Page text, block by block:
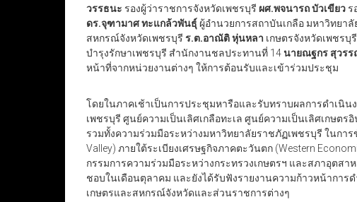
วรรธนะ รองผู้ว่าราชการจังหวัดเพชรบุรี ผศ.พจนารถ บัวเขียว ร
ดร.จุฑามาศ ทะแกล้วพันธุ์ ผู้อำนวยการสถาบันเกลือ มหาวิทยา
สหกรณ์จังหวัดเพชรบุรี ร.ต.อาณัติ หุ่นหลา เกษตรจังหวัดเพชรบุ
บำรุงรักษาเพชรบุรี สำนักงานชลประทานที่ 14นายณฐกร สุวร
หน้าที่จากหน่วยงานต่างๆ ให้การต้อนรับและเข้าร่วมประชุม
โดยในภาคเช้าเป็นการประชุมหารือและรับทราบผลการดำเนิ
เพชรบุรี ศูนย์ความเป็นเลิศเกลือทะเล ศูนย์ความเป็นเลิศเกษต
รวมทั้งความร่วมมือระหว่างมหาวิทยาลัยราชภัฏเพชรบุรี ในกา
Valley) ภายใต้ระเบียงเศรษฐกิจภาคตะวันตก (Western
กรรมการความร่วมมือระหว่างกระทรวงเกษตรฯ และสภาอุตส
ชอบในเดือนตุลาคม และยังได้รับฟังรายงานความก้าวหน้าการ
เกษตรและสหกรณ์จังหวัดและส่วนราชการต่างๆ